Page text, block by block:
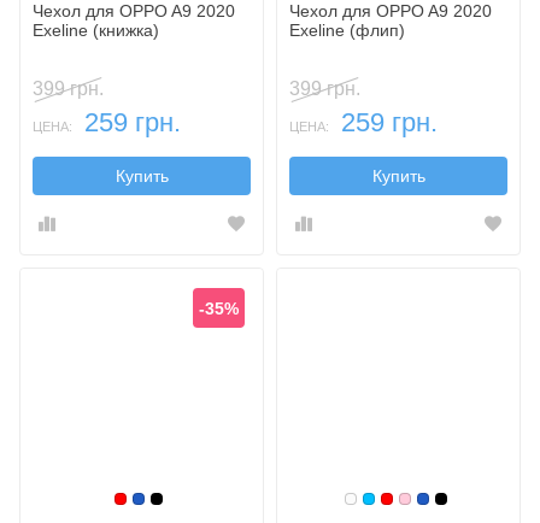
Чехол для OPPO A9 2020
Exeline (книжка)
399 грн.
ЦЕНА: 259 грн.
Купить
Чехол для OPPO A9 2020
Exeline (флип)
399 грн.
ЦЕНА: 259 грн.
Купить
Красный
Синий, темный
Черный
-35%
Белый
Голубой
Красный
Розовый
Синий,
Черный